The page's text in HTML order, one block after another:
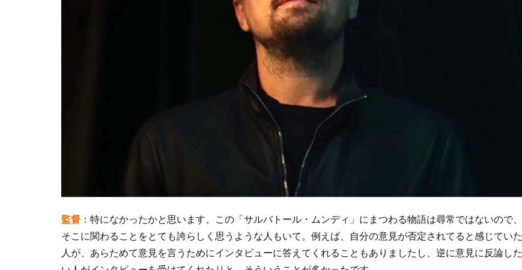
監督 ：特になかったかと思います。この「サルバトール・ムンディ」にまつわる物語は尋常ではないので、
そこに関わることをとても誇らしく思うような人もいて。例えば、自分の意見が否定されてると感じていた
人が、あらためて意見を言うためにインタビューに答えてくれることもありましたし、逆に意見に反論した